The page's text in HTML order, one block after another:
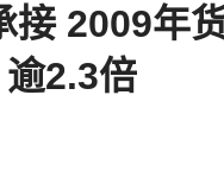
接 2009年
逾2.3倍